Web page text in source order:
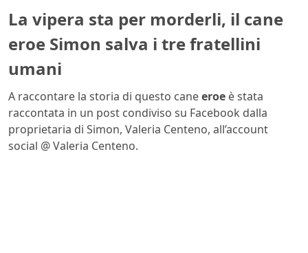
La vipera sta per morderli, il cane
eroe Simon salva i tre fratellini
umani
A raccontare la storia di questo caneeroe è stata
raccontata in un post condiviso su Facebook dalla
proprietaria di Simon, Valeria Centeno, all’account
social @ Valeria Centeno.